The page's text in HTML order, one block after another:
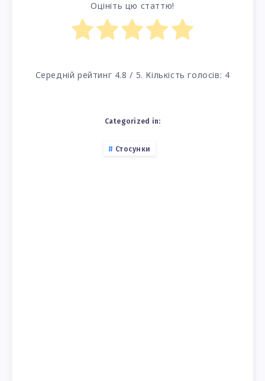
Оцініть цю статтю!
Середній рейтинг 4.8 / 5. Кількість голосів: 4
Categorized in:
Стосунки